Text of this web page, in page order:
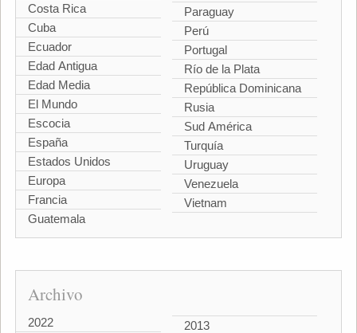
Costa Rica
Cuba
Ecuador
Edad Antigua
Edad Media
El Mundo
Escocia
España
Estados Unidos
Europa
Francia
Guatemala
Paraguay
Perú
Portugal
Río de la Plata
República Dominicana
Rusia
Sud América
Turquía
Uruguay
Venezuela
Vietnam
Archivo
2022
2013